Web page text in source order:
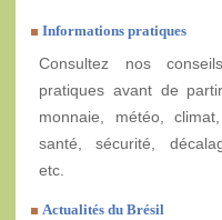
Informations pratiques
Consultez nos
pratiques avant de
monnaie, météo, climat,
santé, sécurité,
etc.
Actualités du Brésil